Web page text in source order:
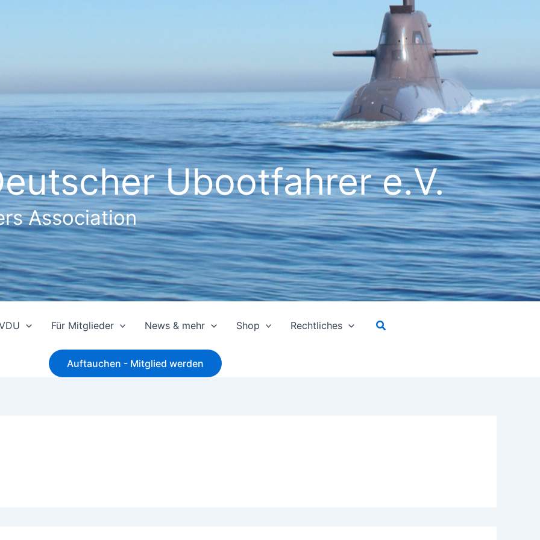
Ubootfahrer e.V.
Association
Für Mitglieder News & mehr Shop Rechtliches Suchen
Auftauchen - Mitglied werden